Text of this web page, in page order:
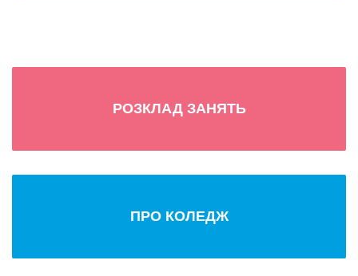
РОЗКЛАД ЗАНЯТЬ
ПРО КОЛЕДЖ